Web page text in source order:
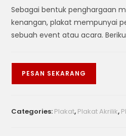
Sebagai bentuk penghargaan
kenangan, plakat mempunyai
sebuah event atau acara.
PESAN SEKARANG
Categories: Plakat, Plakat Akrilik,